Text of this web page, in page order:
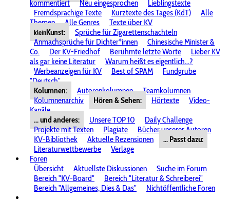
kommentiert
Neu eingesprochen
Lieblingstexte
Fremdsprachige Texte
Kurztexte des Tages (KdT)
Alle
Themen
Alle Genres Texte über KV
kleinKunst:
Sprüche für Zigarettenschachteln
Anmachsprüche für Dichter*innen
Chinesische Minister &
Co.
Der KV-Friedhof Berühmte letzte Worte
Lieber KV
als gar keine Literatur
Warum heißt es eigentlich...?
Werbeanzeigen für KV
Best of SPAM
Fundgrube
"Deutsch"
Kolumnen:
Autorenkolumnen
Teamkolumnen
Kolumnenarchiv
Hören & Sehen: Hörtexte
Video-
Kanäle
... und anderes:
Unsere TOP 10
Daily Challenge
Projekte mit Texten
Plagiate
Bücher unserer Autoren
KV-Bibliothek
Aktuelle Rezensionen
... Passt dazu:
Literaturwettbewerbe
Verlage
Foren
Übersicht
Aktuellste Diskussionen
Suche im Forum
Bereich "KV-Board"
Bereich "Literatur & Schreiberei"
Bereich "Allgemeines, Dies & Das"
Nichtöffentliche Foren